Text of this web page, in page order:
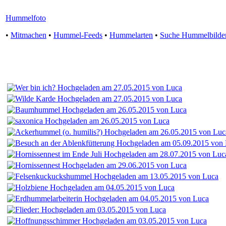
Hummelfoto
• Mitmachen • Hummel-Feeds • Hummelarten • Suche